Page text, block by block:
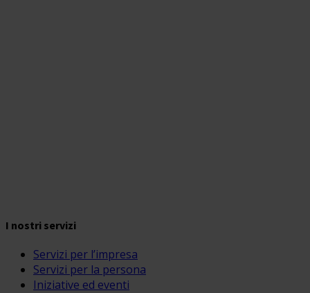
I nostri servizi
Servizi per l’impresa
Servizi per la persona
Iniziative ed eventi